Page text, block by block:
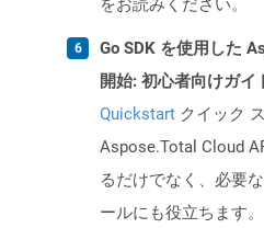
をお読みください。
Go SDK を使用した
開始: 初心者向けガイ
Quickstart クイック
Aspose.Total Cloud
るだけでなく、必要
ールにも役立ちます。